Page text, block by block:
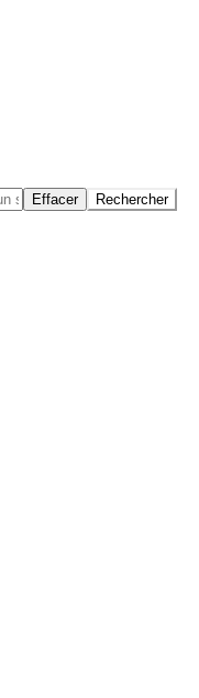
Effacer Rechercher